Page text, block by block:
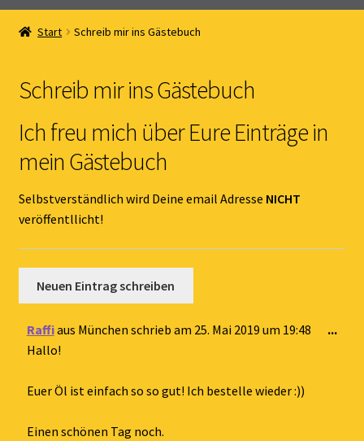
Home
Kernöl Pepi
Übers Kernöl
Kontakt
Gästebuch
Start Schreib mir ins Gästebuch
Schreib mir ins Gästebuch
Ich freu mich über Eure Einträge in
mein Gästebuch
Selbstverständlich wird Deine email Adresse NICHT
veröffentllicht!
Raffiaus München schrieb am 25. Mai 2019 um 19:48
Hallo!
Euer Öl ist einfach so so gut! Ich bestelle wieder :))
Einen schönen Tag noch.
...